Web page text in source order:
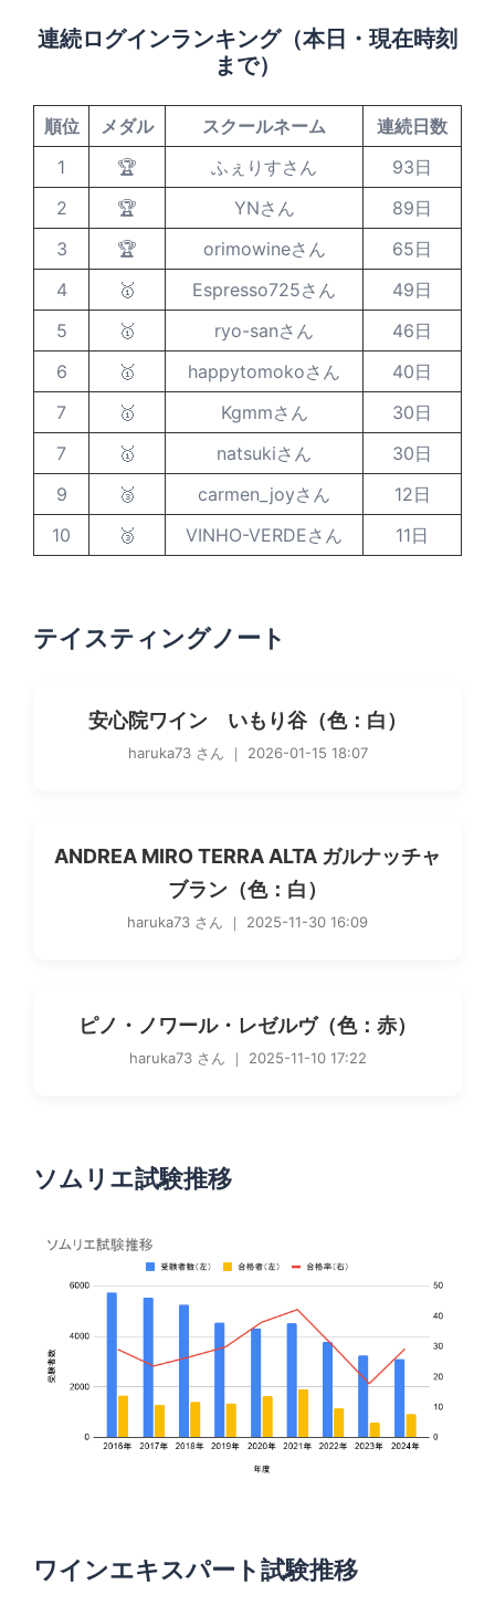
連続ログインランキング（本日・現在時刻
まで）
順位 メダル スクールネーム
連続日数
1
🏆 ふぇりすさん
93日
2
🏆 YNさん
89日
3
🏆 orimowineさん
65日
4
🥇 Espresso725さん
49日
5
🥇 ryo-sanさん
46日
6
🥇 happytomokoさん
40日
7
🥇 Kgmmさん
30日
7
🥇 natsukiさん
30日
9
🥉 carmen_joyさん
12日
10
🥉 VINHO-VERDEさん 11日
テイスティングノート
安心院ワイン いもり谷（色：白）
haruka73 さん ｜ 2026-01-15 18:07
ANDREA MIRO TERRA ALTA ガルナッチャ
ブラン（色：白）
haruka73 さん ｜ 2025-11-30 16:09
ピノ・ノワール・レゼルヴ（色：赤）
haruka73 さん ｜ 2025-11-10 17:22
ソムリエ試験推移
ワインエキスパート試験推移